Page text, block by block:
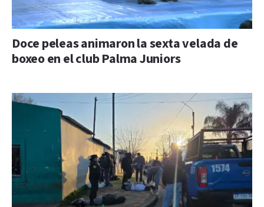
Doce peleas animaron la sexta velada de
boxeo en el club Palma Juniors